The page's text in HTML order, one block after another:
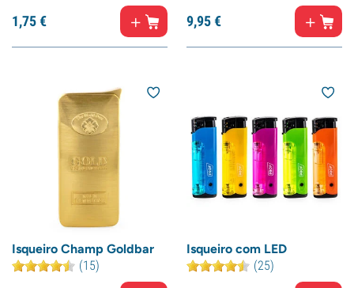
1,75€ 9,95€
Isqueiro Champ Goldbar
(15)
Isqueiro com LED
(25)